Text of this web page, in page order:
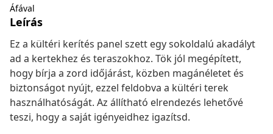
Áfával
Leírás
Ez a kültéri kerítés panel szett egy sokoldalú akadályt
ad a kertekhez és teraszokhoz. Tök jól megépített,
hogy bírja a zord időjárást, közben magánéletet és
biztonságot nyújt, ezzel feldobva a kültéri terek
használhatóságát. Az állítható elrendezés lehetővé
teszi, hogy a saját igényeidhez igazítsd.